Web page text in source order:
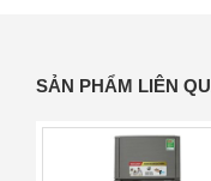
SẢN PHẨM LIÊN